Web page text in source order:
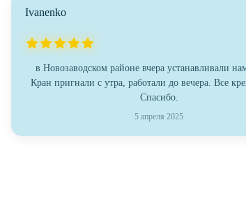
Ivanenko
в Новозаводском районе вчера устанавливали
Кран пригнали с утра, работали до вечера. Все
Спасибо.
5 апреля 2025